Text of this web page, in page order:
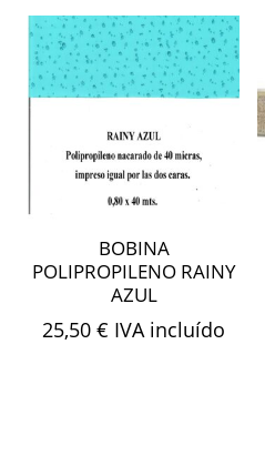
BOBINA
POLIPROPILENO RAINY
AZUL
25,50€ IVA incluído